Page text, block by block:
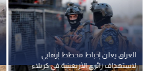
العراق يعلن إحباط مخطط إرهابي
لاستهداف زائري الأربعينية في كربلاء